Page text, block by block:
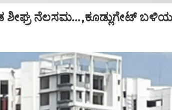
ಶೀಘ್ರ ನೆಲಸಮ...,ಕೂಡ್ಲುಗೇಟ್‌ ಬಳಿಯ